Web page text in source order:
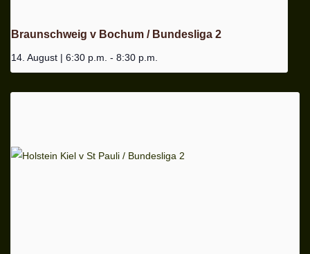
Braunschweig v Bochum / Bundesliga 2
14. August | 6:30 p.m. - 8:30 p.m.